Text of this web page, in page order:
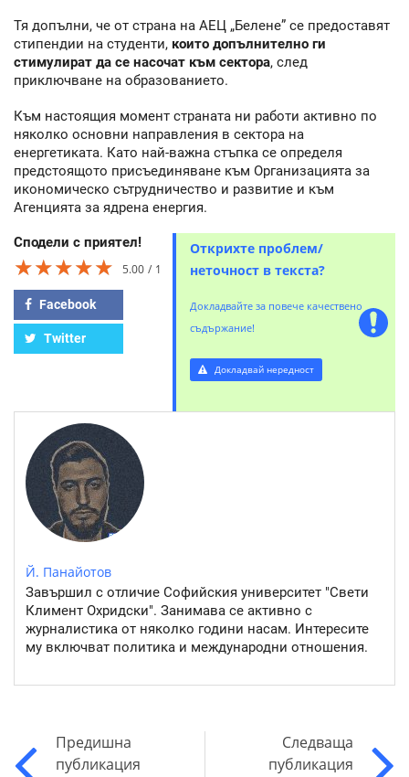
Тя допълни, че от страна на АЕЦ „Белене” се предоставят
стипендии на студенти, които допълнително ги
стимулират да се насочат към сектора, след
приключване на образованието.
Към настоящия момент страната ни работи активно по
няколко основни направления в сектора на
енергетиката. Като най-важна стъпка се определя
предстоящото присъединяване към Организацията за
икономическо сътрудничество и развитие и към
Агенцията за ядрена енергия.
Сподели с приятел!
★★★★★
★★★★★
★★★★★ 5.00 1
Facebook
Twitter
Открихте проблем/
неточност в текста?
Докладвайте за повече качествено
съдържание!
Докладвай нередност
Й. Панайотов
Завършил с отличие Софийския университет "Свети
Климент Охридски". Занимава се активно с
журналистика от няколко години насам. Интересите
му включват политика и международни отношения.
Предишна
публикация
Следваща
публикация